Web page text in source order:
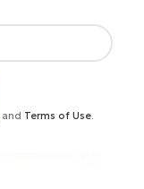
and Terms of Use.